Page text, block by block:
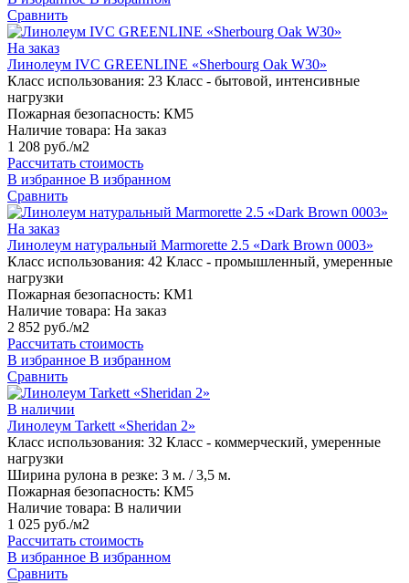
Сравнить
На заказ
Линолеум IVC GREENLINE «Sherbourg Oak W30»
Класс использования: 23 Класс - бытовой, интенсивные
нагрузки
Пожарная безопасность: КМ5
Наличие товара: На заказ
1 208 руб./м2
Рассчитать стоимость
В избранное В избранном
Сравнить
На заказ
Линолеум натуральный Marmorette 2.5 «Dark Brown 0003»
Класс использования: 42 Класс - промышленный, умеренные
нагрузки
Пожарная безопасность: КМ1
Наличие товара: На заказ
2 852 руб./м2
Рассчитать стоимость
В избранное В избранном
Сравнить
В наличии
Линолеум Tarkett «Sheridan 2»
Класс использования: 32 Класс - коммерческий, умеренные
нагрузки
Ширина рулона в резке: 3 м. / 3,5 м.
Пожарная безопасность: КМ5
Наличие товара: В наличии
1 025 руб./м2
Рассчитать стоимость
В избранное В избранном
Сравнить